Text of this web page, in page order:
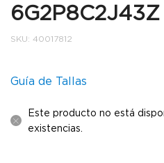
6G2P8C2J43Z
SKU: 40017812
Guía de Tallas
Este producto no está
existencias.